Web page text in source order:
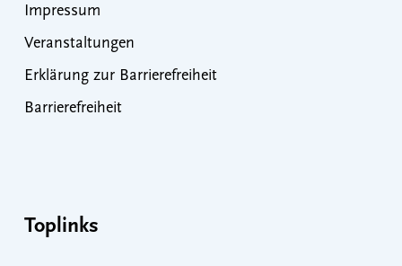
Impressum
Veranstaltungen
Erklärung zur Barrierefreiheit
Barrierefreiheit
Toplinks